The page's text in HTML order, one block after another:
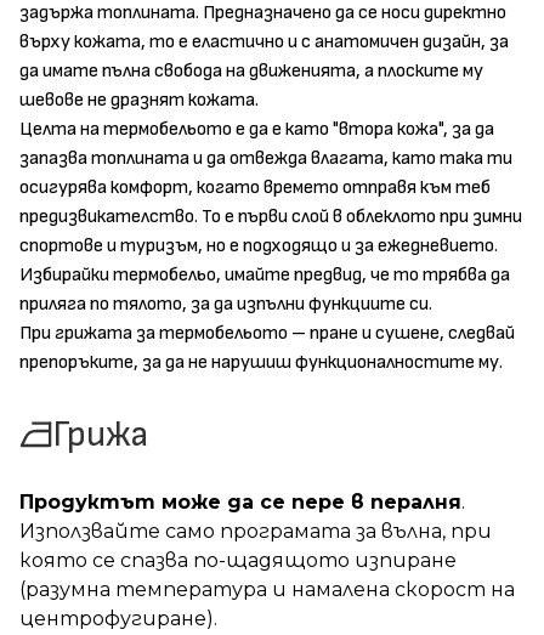
задържа топлината. Предназначено да се носи директно
върху кожата, то е еластично и с анатомичен дизайн, за
да имате пълна свобода на движенията, а плоските му
шевове не дразнят кожата.
Целта на термобельото е да е като "втора кожа", за да
запазва топлината и да отвежда влагата, като така ти
осигурява комфорт, когато времето отправя към теб
предизвикателство. То е първи слой в облеклото при зимни
спортове и туризъм, но е подходящо и за ежедневието.
Избирайки термобельо, имайте предвид, че то трябва да
приляга по тялото, за да изпълни функциите си.
При грижата за термобельото – пране и сушене, следвай
препоръките, за да не нарушиш функционалностите му.
Грижа
Продуктът може да се пере в пералня.
Използвайте само програмата за вълна, при
която се спазва по-щадящото изпиране
(разумна температура и намалена скорост на
центрофугиране).